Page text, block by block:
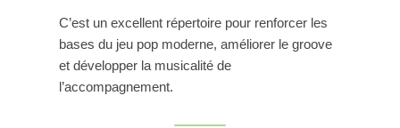
C’est un excellent répertoire pour renforcer les
bases du jeu pop moderne, améliorer le groove
et développer la musicalité de
l’accompagnement.